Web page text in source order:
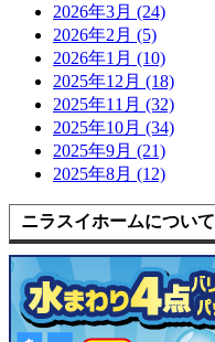
2026年3月 (24)
2026年2月 (5)
2026年1月 (10)
2025年12月 (18)
2025年11月 (32)
2025年10月 (34)
2025年9月 (21)
2025年8月 (12)
ニラスイホームについて